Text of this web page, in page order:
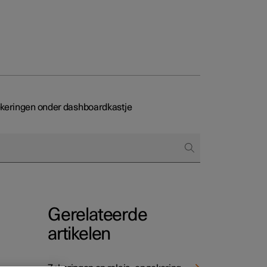
aard
onder dashboardkastje
Gerelateerde
artikelen